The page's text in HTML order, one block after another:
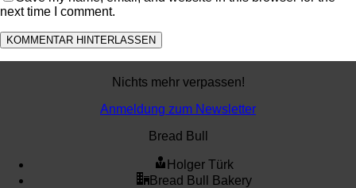
next time I comment.
Nichts mehr verpassen!
Anmeldung zum Newsletter
Bread Bull
Holger Türk
Bread Bull Bakery